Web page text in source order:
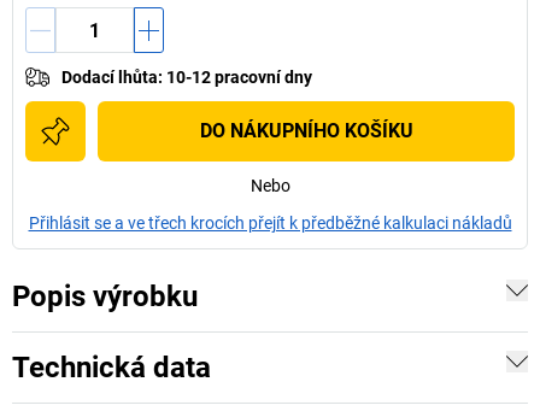
Dodací lhůta: 10-12 pracovní dny
DO NÁKUPNÍHO KOŠÍKU
Nebo
Přihlásit se a ve třech krocích přejít k předběžné kalkulaci nákladů
Popis výrobku
Technická data